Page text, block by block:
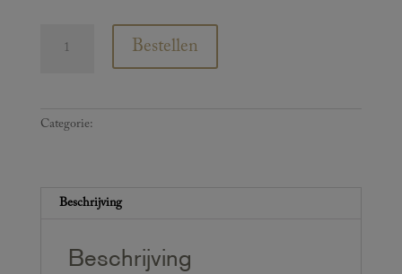
Bestellen
Categorie:
Beschrijving
Beschrijving